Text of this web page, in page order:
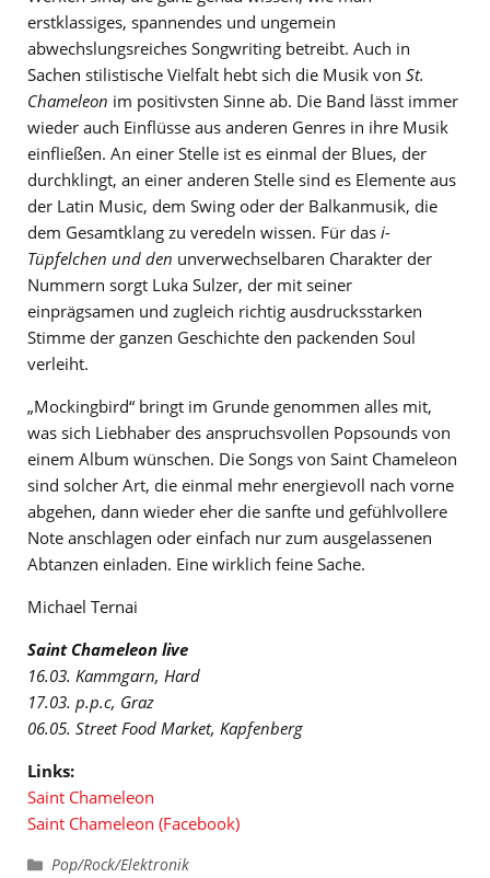
erstklassiges, spannendes und ungemein
abwechslungsreiches Songwriting betreibt. Auch in
Sachen stilistische Vielfalt hebt sich die Musik von St.
Chameleon im positivsten Sinne ab. Die Band lässt immer
wieder auch Einflüsse aus anderen Genres in ihre Musik
einfließen. An einer Stelle ist es einmal der Blues, der
durchklingt, an einer anderen Stelle sind es Elemente aus
der Latin Music, dem Swing oder der Balkanmusik, die
dem Gesamtklang zu veredeln wissen. Für das i-
Tüpfelchen und den unverwechselbaren Charakter der
Nummern sorgt Luka Sulzer, der mit seiner
einprägsamen und zugleich richtig ausdrucksstarken
Stimme der ganzen Geschichte den packenden Soul
verleiht.
„Mockingbird“ bringt im Grunde genommen alles mit,
was sich Liebhaber des anspruchsvollen Popsounds von
einem Album wünschen. Die Songs von Saint Chameleon
sind solcher Art, die einmal mehr energievoll nach vorne
abgehen, dann wieder eher die sanfte und gefühlvollere
Note anschlagen oder einfach nur zum ausgelassenen
Abtanzen einladen. Eine wirklich feine Sache.
Michael Ternai
Saint Chameleon live
16.03. Kammgarn, Hard
17.03. p.p.c, Graz
06.05. Street Food Market, Kapfenberg
Links:
Saint Chameleon
Saint Chameleon (Facebook)
Kategorien
Pop/Rock/Elektronik